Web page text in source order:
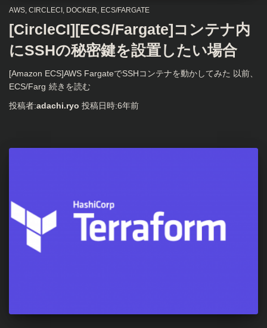
AWS CIRCLECI DOCKER ECS/FARGATE
[CircleCI][ECS/Fargate]コンテナ内
にSSHの秘密鍵を設置したい場合
[Amazon ECS]AWS FargateでSSHコンテナを動かしてみた 以前、
ECS/Farg 続きを読む
投稿者:adachi.ryo 投稿日時:6年前